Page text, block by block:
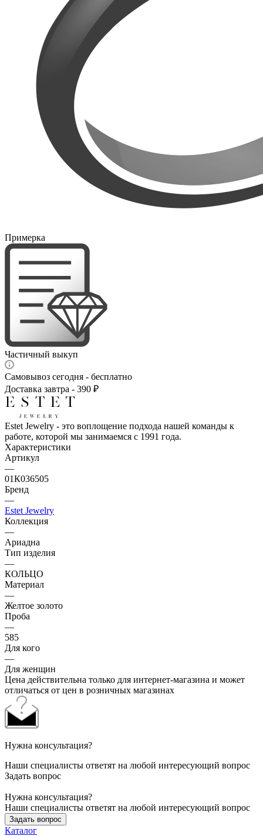
Примерка
Частичный выкуп
Самовывоз сегодня - бесплатно
Доставка завтра - 390 ₽
Estet Jewelry - это воплощение подхода нашей команды к
работе, которой мы занимаемся с 1991 года.
Характеристики
Артикул
—
01К036505
Бренд
—
Estet Jewelry
Коллекция
—
Ариадна
Тип изделия
—
КОЛЬЦО
Материал
—
Желтое золото
Проба
—
585
Для кого
—
Для женщин
Цена действительна только для интернет-магазина и может
отличаться от цен в розничных магазинах
Нужна консультация?
Наши специалисты ответят на любой интересующий вопрос
Задать вопрос
Нужна консультация?
Наши специалисты ответят на любой интересующий вопрос
Задать вопрос
Каталог